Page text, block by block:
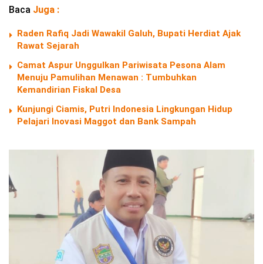
Baca Juga :
Raden Rafiq Jadi Wawakil Galuh, Bupati Herdiat Ajak
Rawat Sejarah
Camat Aspur Unggulkan Pariwisata Pesona Alam
Menuju Pamulihan Menawan : Tumbuhkan
Kemandirian Fiskal Desa
Kunjungi Ciamis, Putri Indonesia Lingkungan Hidup
Pelajari Inovasi Maggot dan Bank Sampah